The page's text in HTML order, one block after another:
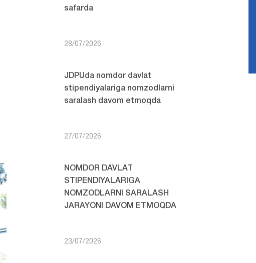
safarda
28/07/2026
JDPUda nomdor davlat
stipendiyalariga nomzodlarni
saralash davom etmoqda
27/07/2026
NOMDOR DAVLAT
STIPENDIYALARIGA
NOMZODLARNI SARALASH
JARAYONI DAVOM ETMOQDA
23/07/2026